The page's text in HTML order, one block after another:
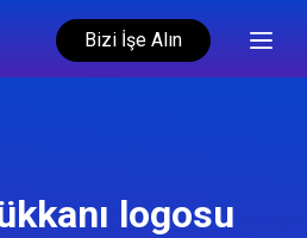
Bizi İşe Alın
logosu